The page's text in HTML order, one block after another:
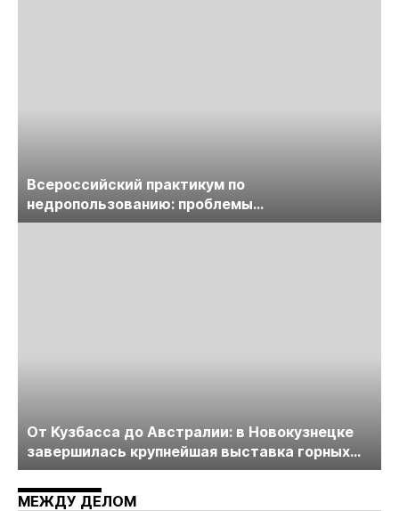
Всероссийский практикум по
недропользованию: проблемы
лицензирования, цифровизации, экспертизы
От Кузбасса до Австралии: в Новокузнецке
завершилась крупнейшая выставка горных
технологий «Недра России. Уголь России и
Майнинг»
МЕЖДУ ДЕЛОМ